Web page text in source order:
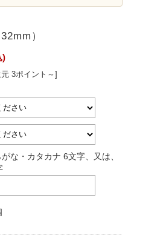
）
)
3ポイント～]
な・カタカナ 6文字、又は、